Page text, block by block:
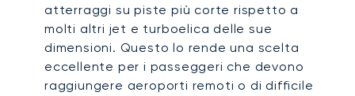
atterraggi su piste più corte rispetto a
molti altri jet e turboelica delle sue
dimensioni. Questo lo rende una scelta
eccellente per i passeggeri che devono
raggiungere aeroporti remoti o di difficile